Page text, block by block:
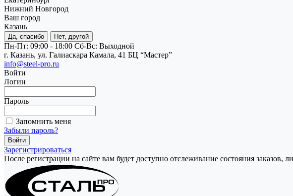
Нижний Новгород
Ваш город
Казань
Да, спасибо Нет, другой
Пн-Пт: 09:00 - 18:00 Cб-Вс: Выходной
г. Казань, ул. Галиаскара Камала, 41 БЦ “Мастер”
info@steel-pro.ru
Войти
Логин
Пароль
Запомнить меня
Забыли пароль?
Зарегистрироваться
После регистрации на сайте вам будет доступно отслеживание состояния